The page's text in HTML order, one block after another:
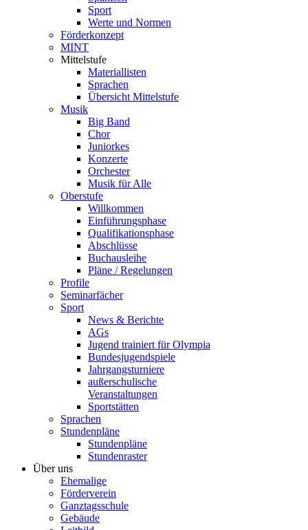
Sport
Werte und Normen
Förderkonzept
MINT
Mittelstufe
Materiallisten
Sprachen
Übersicht Mittelstufe
Musik
Big Band
Chor
Juniorkes
Konzerte
Orchester
Musik für Alle
Oberstufe
Willkommen
Einführungsphase
Qualifikationsphase
Abschlüsse
Buchausleihe
Pläne / Regelungen
Profile
Seminarfächer
Sport
News & Berichte
AGs
Jugend trainiert für Olympia
Bundesjugendspiele
Jahrgangsturniere
außerschulische
Veranstaltungen
Sportstätten
Sprachen
Stundenpläne
Stundenpläne
Stundenraster
Über uns
Ehemalige
Förderverein
Ganztagsschule
Gebäude